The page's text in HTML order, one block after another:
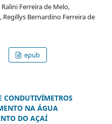
Ferreira de Melo,
Bernardino Ferreira de
epub
CONDUTIVÍMETROS
NA ÁGUA
DO AÇAÍ